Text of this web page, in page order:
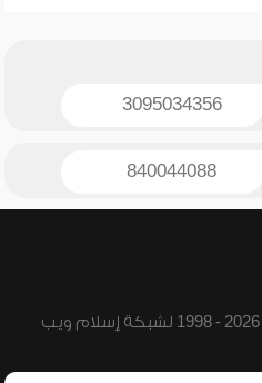
3095034356
840044088